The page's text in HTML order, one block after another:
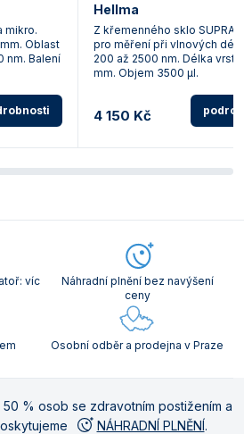
mikro.
Oblast
nm. Balení
Hellma
Z křemenného sklo
pro měření při vlnových
200 až 2500 nm. Délka
mm. Objem 3500 µl.
4 150 Kč
víc
Náhradní plnění bez navýšení
ceny
Osobní odběr a prodejna v Praze
% osob se zdravotním postižením a
NÁHRADNÍ PLNĚNÍ.